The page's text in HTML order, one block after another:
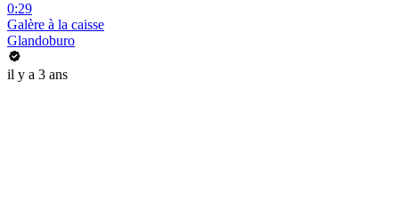
0:29
Galère à la caisse
Glandoburo
il y a 3 ans